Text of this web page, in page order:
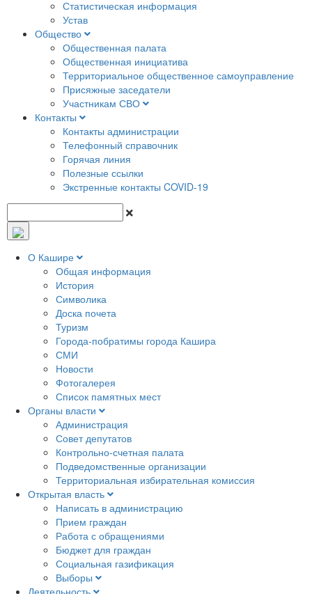
Статистическая информация
Устав
Общество
Общественная палата
Общественная инициатива
Территориальное общественное самоуправление
Присяжные заседатели
Участникам СВО
Контакты
Контакты администрации
Телефонный справочник
Горячая линия
Полезные ссылки
Экстренные контакты COVID-19
О Кашире
Общая информация
История
Символика
Доска почета
Туризм
Города-побратимы города Кашира
СМИ
Новости
Фотогалерея
Список памятных мест
Органы власти
Администрация
Совет депутатов
Контрольно-счетная палата
Подведомственные организации
Территориальная избирательная комиссия
Открытая власть
Написать в администрацию
Прием граждан
Работа с обращениями
Бюджет для граждан
Социальная газификация
Выборы
Деятельность